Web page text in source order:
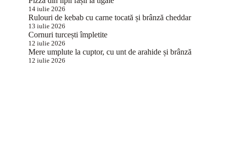
14 iulie 2026
Rulouri de kebab cu carne tocată și brânză cheddar
13 iulie 2026
Cornuri turcești împletite
12 iulie 2026
Mere umplute la cuptor, cu unt de arahide și brânză
12 iulie 2026